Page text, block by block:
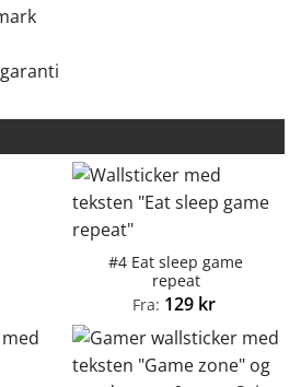
#4 Eat sleep game
repeat
Fra: 129 kr